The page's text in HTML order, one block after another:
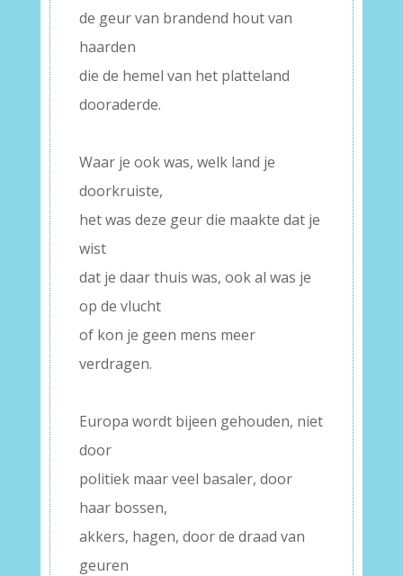
de geur van brandend hout van
haarden
die de hemel van het platteland
dooraderde.
Waar je ook was, welk land je
doorkruiste,
het was deze geur die maakte dat je
wist
dat je daar thuis was, ook al was je
op de vlucht
of kon je geen mens meer
verdragen.
Europa wordt bijeen gehouden, niet
door
politiek maar veel basaler, door
haar bossen,
akkers, hagen, door de draad van
geuren